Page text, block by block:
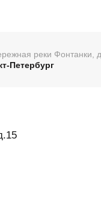
реки Фонтанки,
Петербург